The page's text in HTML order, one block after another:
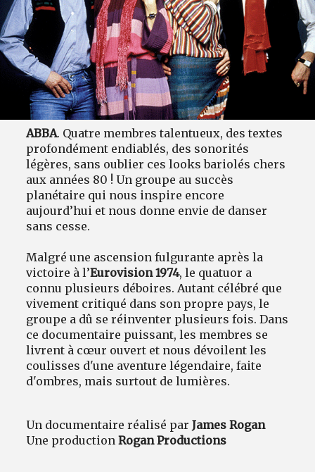
ABBA. Quatre membres talentueux, des textes
profondément endiablés, des sonorités
légères, sans oublier ces looks bariolés chers
aux années 80 ! Un groupe au succès
planétaire qui nous inspire encore
aujourd’hui et nous donne envie de danser
sans cesse.
Malgré une ascension fulgurante après la
victoire à l’Eurovision 1974, le quatuor a
connu plusieurs déboires. Autant célébré que
vivement critiqué dans son propre pays, le
groupe a dû se réinventer plusieurs fois. Dans
ce documentaire puissant, les membres se
livrent à cœur ouvert et nous dévoilent les
coulisses d'une aventure légendaire, faite
d'ombres, mais surtout de lumières.
Un documentaire réalisé parJames Rogan
Une productionRogan Productions